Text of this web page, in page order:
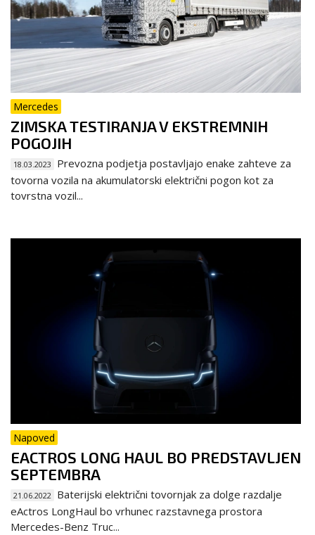
Mercedes
ZIMSKA TESTIRANJA V EKSTREMNIH
POGOJIH
18.03.2023
Prevozna podjetja postavljajo enake zahteve za
tovorna vozila na akumulatorski električni pogon kot za
tovrstna vozil...
Napoved
EACTROS LONG HAUL BO PREDSTAVLJEN
SEPTEMBRA
21.06.2022 Baterijski električni tovornjak za dolge razdalje
eActros LongHaul bo vrhunec razstavnega prostora
Mercedes-Benz Truc...